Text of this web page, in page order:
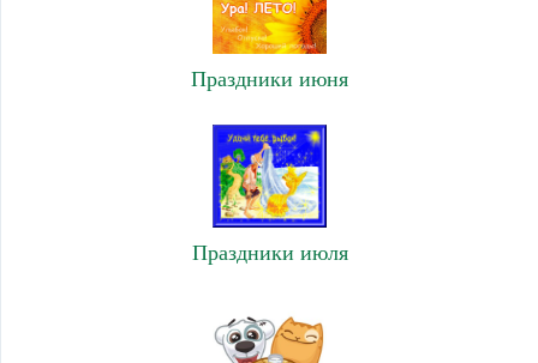
Праздники июня
Праздники июля